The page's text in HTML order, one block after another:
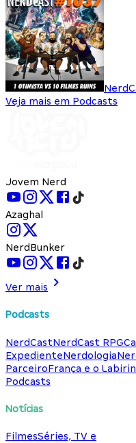
Veja mais em Podcasts
Jovem Nerd
Azaghal
NerdBunker
Ver mais
Podcasts
NerdCastNerdCast RPG
ExpedienteNerdologia
ParceiroFrança e o
Podcasts
Notícias
FilmesSéries, TV e